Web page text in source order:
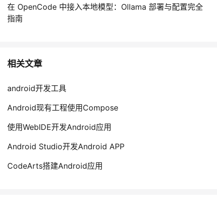
在 OpenCode 中接入本地模型：Ollama 部署与配置完全
指南
相关文章
android开发工具
Android现有工程使用Compose
使用WebIDE开发Android应用
Android Studio开发Android APP
CodeArts搭建Android应用